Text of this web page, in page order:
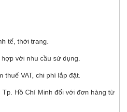
tế, thời trang.
với nhu cầu sử dụng.
thuế VAT, chi phí lắp đặt.
Tp. Hồ Chí Minh đối với đơn hàng từ